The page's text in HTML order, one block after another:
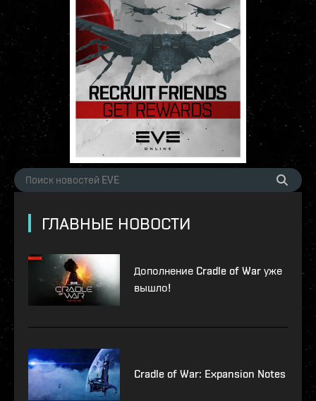
ГЛАВНЫЕ НОВОСТИ
Дополнение Cradle of War уже
вышло!
Cradle of War: Expansion Notes